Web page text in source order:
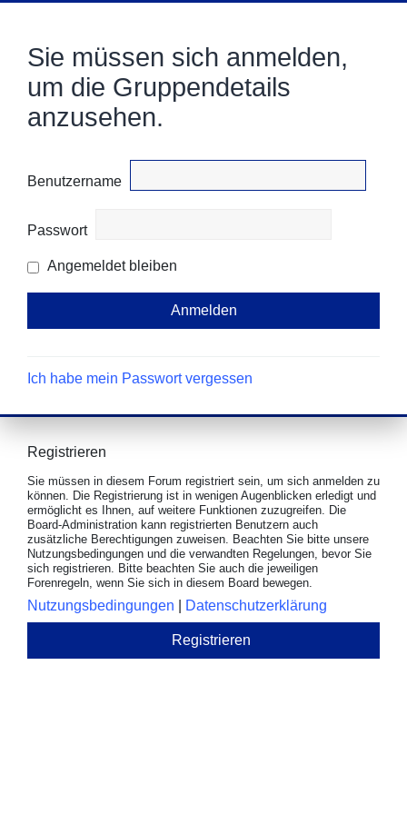
Sie müssen sich anmelden,
um die Gruppendetails
anzusehen.
Benutzername
Passwort
Angemeldet bleiben
Ich habe mein Passwort vergessen
Registrieren
Sie müssen in diesem Forum registriert sein, um sich anmelden zu
können. Die Registrierung ist in wenigen Augenblicken erledigt und
ermöglicht es Ihnen, auf weitere Funktionen zuzugreifen. Die
Board-Administration kann registrierten Benutzern auch
zusätzliche Berechtigungen zuweisen. Beachten Sie bitte unsere
Nutzungsbedingungen und die verwandten Regelungen, bevor Sie
sich registrieren. Bitte beachten Sie auch die jeweiligen
Forenregeln, wenn Sie sich in diesem Board bewegen.
Nutzungsbedingungen Datenschutzerklärung
Registrieren